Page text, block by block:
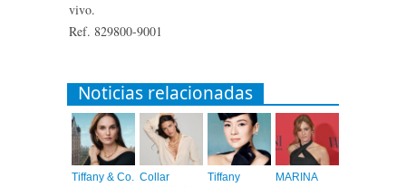
vivo.
Ref. 829800-9001
Noticias relacionadas
Tiffany & Co. Collar
Tiffany
MARINA